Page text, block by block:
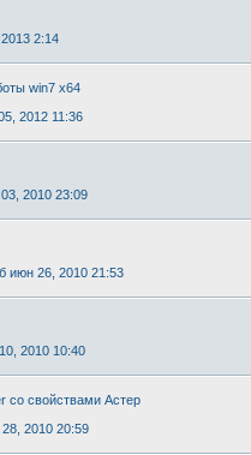
2:14
win7 x64
2012 11:36
2010 23:09
июн 26, 2010 21:53
2010 10:40
со свойствами Астер
2010 20:59